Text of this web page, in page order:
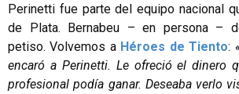
Perinetti fue parte del equipo nacional
de Plata. Bernabeu – en persona –
petiso. Volvemos a Héroes de Tiento:
encaró a Perinetti. Le ofreció el dinero
profesional podía ganar. Deseaba verlo